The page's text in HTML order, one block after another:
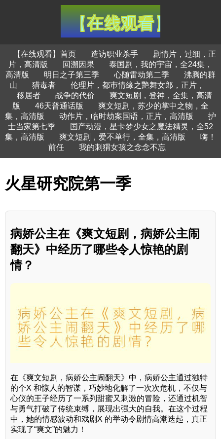
【在线观看】首页 造访职业杀手
剧情片，过细，正
片，高清版
回溯因果
泰国剧，我的宇宙，全24集，
高清版
明日之子第三季 心随雷动第二季
沸腾的群
山
猎毒者
伦理片，都巿情緣之艷舞女郎，正片，
移居者
战争的代价
爽文短剧，登神，全集，高清
版
46天普通话版
爽文短剧，苏少的掌中之物，全
集，高清版
动作片，临时劫案国语，正片，高清版
护
士当家第七季
国产动漫，星卡梦少女之魔法精灵，全52
集，高清版
爽文短剧，爱不单行，全集，高清版
嗨！
前任
我的刺猬女孩之念念不忘
火星研究院第一季
病娇公主在《爽文短剧，病娇公主闹
翻天》中经历了哪些令人惊艳的剧
情？
在《爽文短剧，病娇公主闹翻天》中，病娇公主通过独特
的个X 和惊人的智谋，巧妙地化解了一次次危机，不仅与
心仪的王子经历了一系列甜蜜又刺激的冒险，还通过机智
与勇气打破了传统束缚，展现出强大的自我。在这个过程
中，她的情感波动和戏剧X 的举动令剧情高潮迭起，真正
实现了“爽文”的魅力！